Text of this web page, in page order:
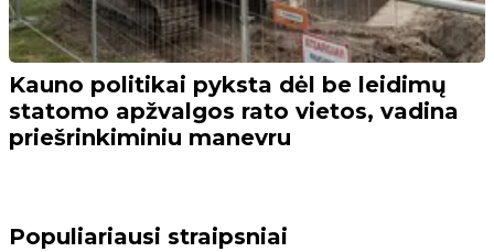
Kauno politikai pyksta dėl be leidimų
statomo apžvalgos rato vietos, vadina
priešrinkiminiu manevru
Populiariausi straipsniai